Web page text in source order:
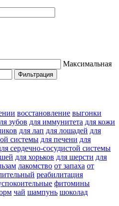
Максимальная
Фильтрация
восстановление выгонки
зубов для иммунитета для кожи
для лап для лошадей для
системы для печени для
сердечно-сосудистой системы
для хорьков для шерсти для
лакомство от запаха от
реабилитация
фитомины
чай шампунь шоколад